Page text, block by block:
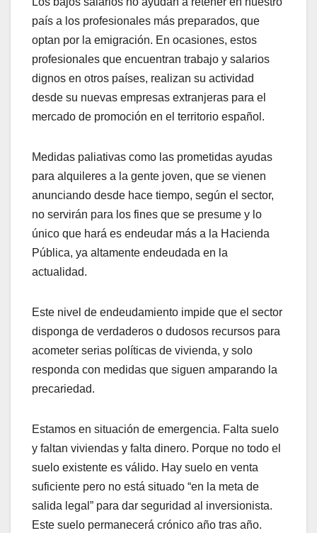
país a los profesionales más preparados, que
optan por la emigración. En ocasiones, estos
profesionales que encuentran trabajo y salarios
dignos en otros países, realizan su actividad
desde su nuevas empresas extranjeras para el
mercado de promoción en el territorio español.
Medidas paliativas como las prometidas ayudas
para alquileres a la gente joven, que se vienen
anunciando desde hace tiempo, según el sector,
no servirán para los fines que se presume y lo
único que hará es endeudar más a la Hacienda
Pública, ya altamente endeudada en la
actualidad.
Este nivel de endeudamiento impide que el sector
disponga de verdaderos o dudosos recursos para
acometer serias políticas de vivienda, y solo
responda con medidas que siguen amparando la
precariedad.
Estamos en situación de emergencia. Falta suelo
y faltan viviendas y falta dinero. Porque no todo el
suelo existente es válido. Hay suelo en venta
suficiente pero no está situado “en la meta de
salida legal” para dar seguridad al inversionista.
Este suelo permanecerá crónico año tras año.